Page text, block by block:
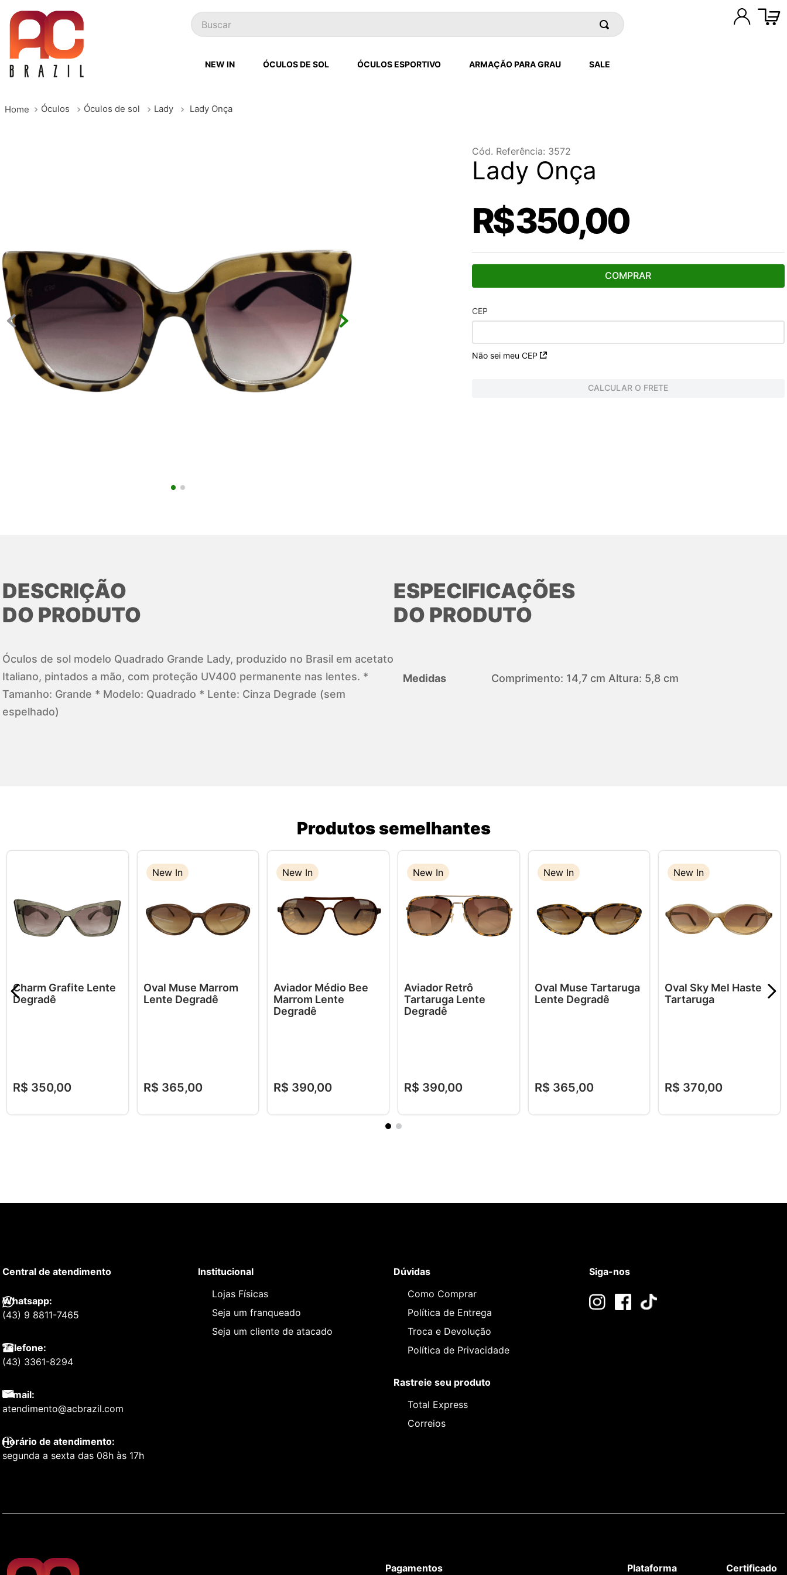
Buscar
NEW IN ÓCULOS DE SOL ÓCULOS ESPORTIVO ARMAÇÃO PARA GRAU SALE
Óculos Óculos de sol Lady Lady Onça
Cód. Referência: 3572
Lady Onça
R$350,00
COMPRAR
CEP
Não sei meu CEP
CALCULAR O FRETE
DESCRIÇÃO
DO PRODUTO
Óculos de sol modelo Quadrado Grande Lady, produzido no Brasil em acetato
Italiano, pintados a mão, com proteção UV400 permanente nas lentes. *
Tamanho: Grande * Modelo: Quadrado * Lente: Cinza Degrade (sem
espelhado)
ESPECIFICAÇÕES
DO PRODUTO
Medidas Comprimento: 14,7 cm Altura: 5,8 cm
Produtos semelhantes
Charm Grafite Lente
Degradê
R$ 350,00
New In
Oval Muse Marrom
Lente Degradê
R$ 365,00
New In
Aviador Médio Bee
Marrom Lente
Degradê
R$ 390,00
New In
Aviador Retrô
Tartaruga Lente
Degradê
R$ 390,00
New In
New In
Oval Muse Tartaruga
Lente Degradê
R$ 365,00
New In
Oval Sky Mel Haste
Tartaruga
R$ 370,00
Central de atendimento
Whatsapp:
(43) 9 8811-7465
Telefone:
(43) 3361-8294
E-mail:
atendimento@acbrazil.com
Horário de atendimento:
segunda a sexta das 08h às 17h
Institucional
Lojas Físicas
Seja um franqueado
Seja um cliente de atacado
Dúvidas
Como Comprar
Política de Entrega
Troca e Devolução
Política de Privacidade
Rastreie seu produto
Total Express
Correios
Siga-nos
Pagamentos Plataforma Certificado